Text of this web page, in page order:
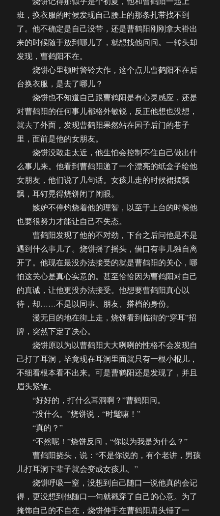
班，换衣服的时候发现自己腰上的那条扎带找不到
了。他不确定是自己没带，还是曹鹤阳刚刚拿大褂出
来的时候随手放到哪儿了，就想找他问问。一转头却
发现，曹鹤阳不在。
烧饼心里顿时警铃大作，这个点儿曹鹤阳不在后
台换衣服，是去了哪儿？
烧饼也不知道自己跟曹鹤阳是有心灵感应，还是
对曹鹤阳的任何事儿都格外敏锐，反正他想也没想，
就去了外面，发现曹鹤阳果然站在园子后门的巷子
里，面前是他的女朋友。
烧饼没敢走太近，他生怕会控制不住自己做出什
么事儿来。他看到曹鹤阳递了一个漂亮的纸盒子给他
女朋友，他们说了几句话。女孩儿走的时候裙摆飘
飘，耳钉晃得烧饼闭了闭眼。
嫉妒不停灼烧着他的理智，以至于上台的时候他
也要很努力才能让自己不失态。
曹鹤阳发现了他的不对劲，下台之后问他是不是
遇到什么事儿了。烧饼摇了摇头，借口有事儿独自离
开了。他现在最没办法接受的就是曹鹤阳的关心，哪
怕这关心是真心实意的。甚至恰恰因为曹鹤阳对自己
的真诚，让他更没办法接受。他想要曹鹤阳真心以
待，却……不是以同事、朋友、搭档的身份。
漫无目的地在街上走，烧饼看到临街的“穿耳”招
牌，突然下定了决心。
烧饼原以为以曹鹤阳大大咧咧的性格不会发现自
己打了耳洞，毕竟现在耳洞里面就只有一根小棍儿，
不细看根本看不出来。可是曹鹤阳还是发现了，并且
眉头紧皱。
“好好的，打什么耳洞啊？”曹鹤阳问。
“没什么。”烧饼说，“时髦嘛！”
“真的？”
“不然呢！”烧饼反问，“你以为我是为什么？”
曹鹤阳挠头，说：“不是你说的，有个老讲，男孩
儿打耳洞下辈子就会变成女孩儿。”
烧饼呼吸一窒，没想到自己随口一说他真的会记
得，更没想到他随口一句就戳穿了自己的心意。为了
掩饰自己的不自在，烧饼伸手在曹鹤阳肩头锤了一